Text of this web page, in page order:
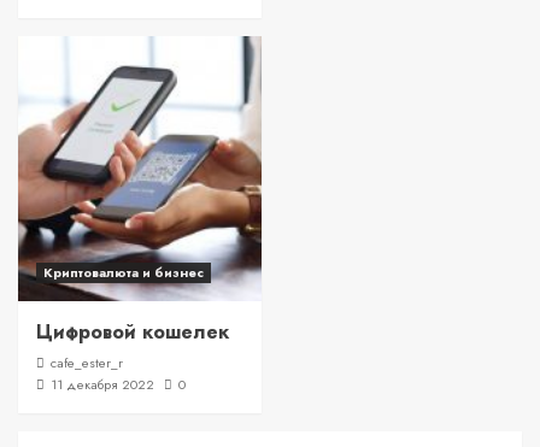
Криптовалюта и бизнес
Цифровой кошелек
cafe_ester_r
11 декабря 2022
0